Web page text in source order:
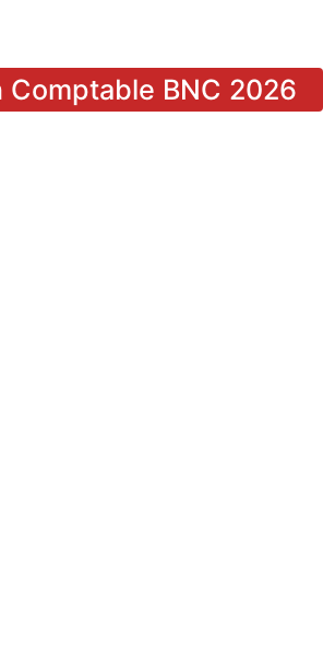
Comptable BNC 2026